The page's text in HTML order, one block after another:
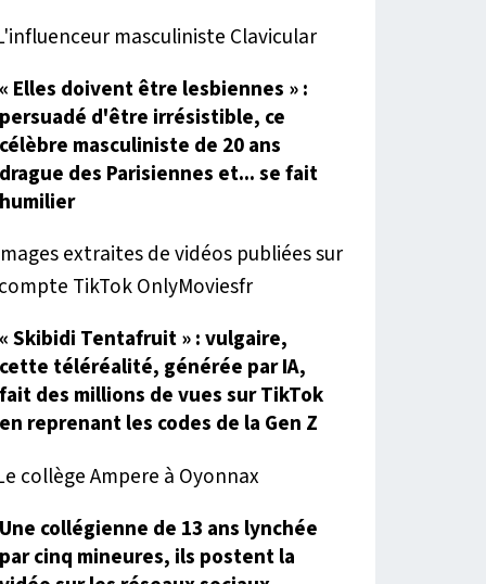
« Elles doivent être lesbiennes » :
persuadé d'être irrésistible, ce
célèbre masculiniste de 20 ans
drague des Parisiennes et... se fait
humilier
« Skibidi Tentafruit » : vulgaire,
cette téléréalité, générée par IA,
fait des millions de vues sur TikTok
en reprenant les codes de la Gen Z
Une collégienne de 13 ans lynchée
par cinq mineures, ils postent la